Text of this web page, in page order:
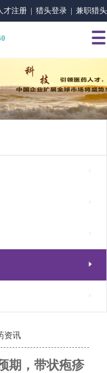
才注册 | 猎头登录 | 兼职猎头


资讯
期，带状疱疹